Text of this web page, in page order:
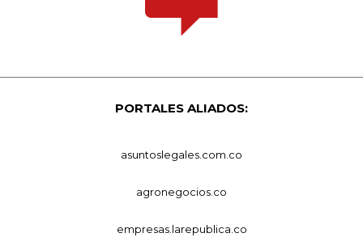
PORTALES ALIADOS:
asuntoslegales.com.co
agronegocios.co
empresas.larepublica.co